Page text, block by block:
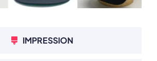
IMPRESSION